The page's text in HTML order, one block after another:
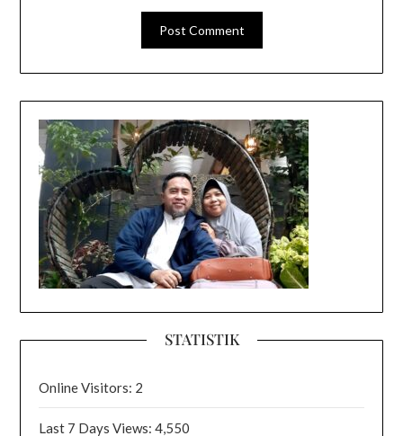
STATISTIK
Online Visitors: 2
Last 7 Days Views:4,550